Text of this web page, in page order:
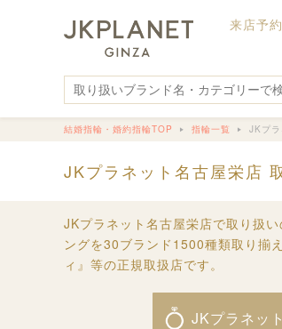
来店予約
結婚指輪・婚約指輪TOP 指輪一覧 JKプ
JKプラネット名古屋栄店
JKプラネット名古屋栄店で取り扱
ングを30ブランド1500種類取り揃
ィ』等の正規取扱店です。
JKプラネッ